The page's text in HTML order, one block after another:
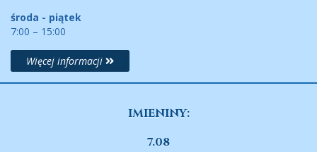
środa - piątek
7:00 – 15:00
Więcej informacji
IMIENINY:
7.08